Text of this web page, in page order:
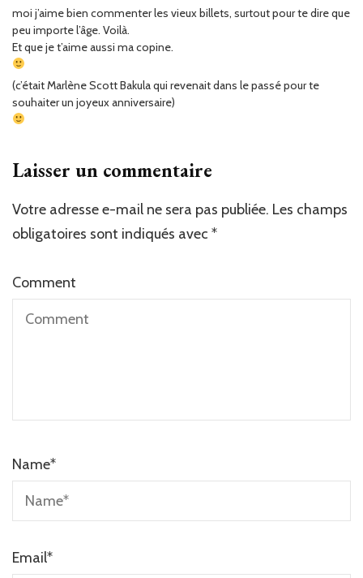
moi j’aime bien commenter les vieux billets, surtout pour te dire que
peu importe l’âge. Voilà.
Et que je t’aime aussi ma copine.
(c’était Marlène Scott Bakula qui revenait dans le passé pour te
souhaiter un joyeux anniversaire)
Laisser un commentaire
Votre adresse e-mail ne sera pas publiée. Les champs
obligatoires sont indiqués avec *
Comment
Name*
Email*